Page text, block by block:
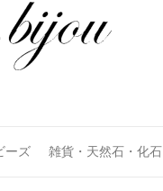
ーズ 雑貨・天然石・化石